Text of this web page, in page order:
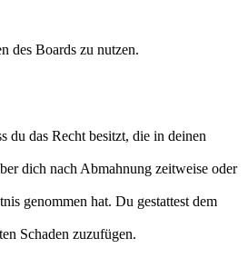
des Boards zu nutzen.
du das Recht besitzt, die in deinen
dich nach Abmahnung zeitweise oder
genommen hat. Du gestattest dem
Schaden zuzufügen.